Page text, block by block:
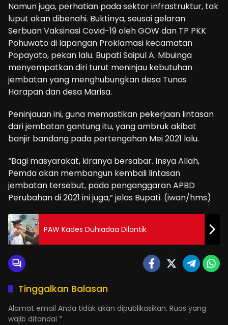
Namun juga, perhatian pada sektor infrastruktur, tak
luput akan dibenahi. Buktinya, seusai gelaran
Serbuan Vaksinasi Covid-19 oleh GOW dan TP PKK
Pohuwato di lapangan Proklamasi kecamatan
Popayato, pekan lalu. Bupati Saipul A. Mbuinga
menyempatkan diri turut meninjau kebutuhan
jembatan yang menghubungkan desa Tunas
Harapan dan desa Marisa.
Peninjauan ini, guna memastikan pekerjaan lintasan
dari jembatan gantung itu, yang ambruk akibat
banjir bandang pada pertengahan Mei 2021 lalu.
“Bagi masyarakat, kiranya bersabar. Insya Allah,
Pemda akan membangun kembali lintasan
jembatan tersebut, pada penganggaran APBD
Perubahan di 2021 ini juga,” jelas Bupati. (iwan/hms)
PAW Kades Duhiadaa Dilantik
Tinggalkan Balasan
Alamat email Anda tidak akan dipublikasikan. Ruas yang
wajib ditandai *